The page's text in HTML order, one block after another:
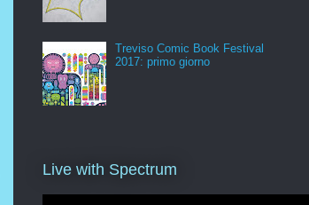
Treviso Comic Book Festival
2017: primo giorno
Live with Spectrum